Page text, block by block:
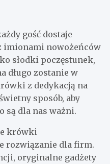
gość dostaje
imionami nowożeńców
słodki poczęstunek,
długo zostanie w
z dedykacją na
sposób, aby
są dla nas ważni.
krówki
rozwiązanie dla firm.
oryginalne gadżety